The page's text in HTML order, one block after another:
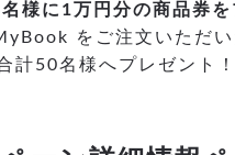
様に1万円分の商品券を
をご注文いただ
計50名様へプレゼント！